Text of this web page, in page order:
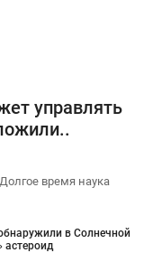
управлять
время наука
в Солнечной
астероид